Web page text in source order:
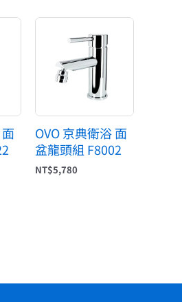
OVO 京典衛浴 面
盆龍頭組 F8002
NT$5,780